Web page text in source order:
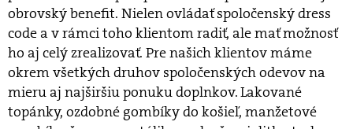
obrovský benefit. Nielen ovládať spoločenský dress
code a v rámci toho klientom radiť, ale mať možnosť
ho aj celý zrealizovať. Pre našich klientov máme
okrem všetkých druhov spoločenských odevov na
mieru aj najširšiu ponuku doplnkov. Lakované
topánky, ozdobné gombíky do košieľ, manžetové